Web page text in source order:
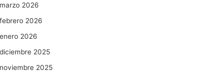
marzo 2026
febrero 2026
enero 2026
diciembre 2025
noviembre 2025